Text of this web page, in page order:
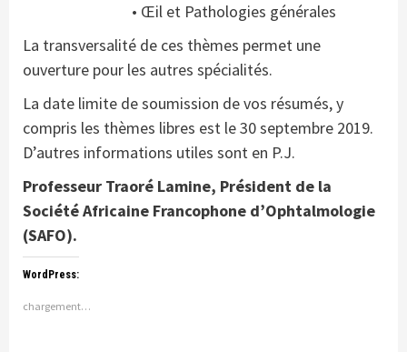
• Œil et Pathologies générales
La transversalité de ces thèmes permet une
ouverture pour les autres spécialités.
La date limite de soumission de vos résumés, y
compris les thèmes libres est le 30 septembre 2019.
D’autres informations utiles sont en P.J.
Professeur Traoré Lamine, Président de la
Société Africaine Francophone d’Ophtalmologie
(SAFO).
WordPress:
chargement…